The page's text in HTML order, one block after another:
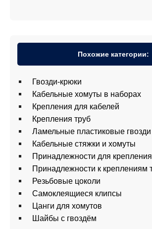
Похожие категории:
Гвозди-крюки
Кабельные хомуты в наборах
Крепления для кабелей
Крепления труб
Ламельные пластиковые гвозди
Кабельные стяжки и хомуты
Принадлежности для
Принадлежности к креплениям
Резьбовые цоколи
Самоклеящиеся клипсы
Цанги для хомутов
Шайбы с гвоздём